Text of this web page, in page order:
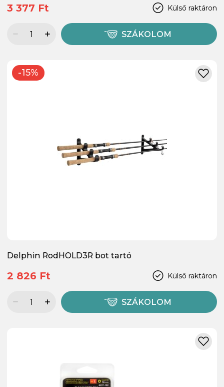
Külső raktáron
3 377 Ft
SZÁKOLOM
-15%
Delphin RodHOLD3R bot tartó
Külső raktáron
2 826 Ft
SZÁKOLOM